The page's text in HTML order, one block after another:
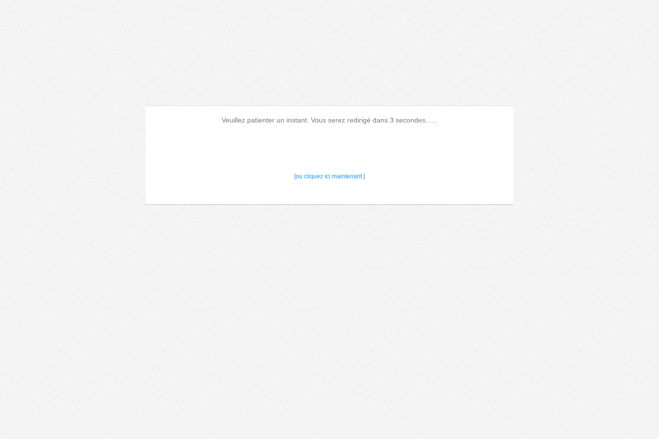
Veuillez patienter un instant. Vous serez redirigé dans 3 secondes......
[ou cliquez ici maintenant.]